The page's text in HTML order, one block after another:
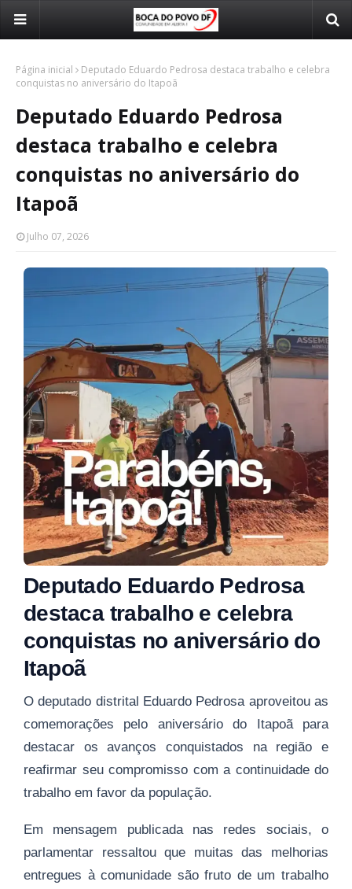
Página inicial
Deputado Eduardo Pedrosa destaca trabalho e celebra
conquistas no aniversário do Itapoã
Deputado Eduardo Pedrosa
destaca trabalho e celebra
conquistas no aniversário do
Itapoã
Julho 07, 2026
Deputado Eduardo Pedrosa
destaca trabalho e celebra
conquistas no aniversário do
Itapoã
O deputado distrital Eduardo Pedrosa aproveitou as
comemorações pelo aniversário do Itapoã para
destacar os avanços conquistados na região e
reafirmar seu compromisso com a continuidade do
trabalho em favor da população.
Em mensagem publicada nas redes sociais, o
parlamentar ressaltou que muitas das melhorias
entregues à comunidade são fruto de um trabalho